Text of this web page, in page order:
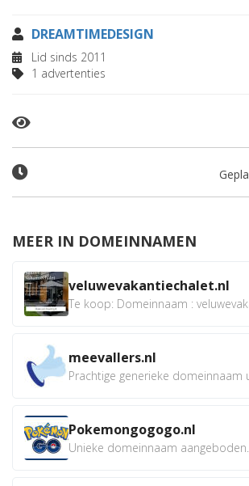
DREAMTIMEDESIGN
Lid sinds 2011
1 advertenties
MEER IN DOMEINNAMEN
veluwevakantiechalet.nl
meevallers.nl
Pokemongogogo.nl